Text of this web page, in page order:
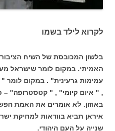
לקרוא לילד בשמו
בלשון המכובסת של השיח
האמיתי. במקום לומר שישראל
עמימות גרעינית" . במקום לומר
, " איום קיומי" , " קטסטרופה" –
באוזון. לא אומרים את האמת
איראן תביא בוודאות למחיקת
שנייה על העם היהודי.